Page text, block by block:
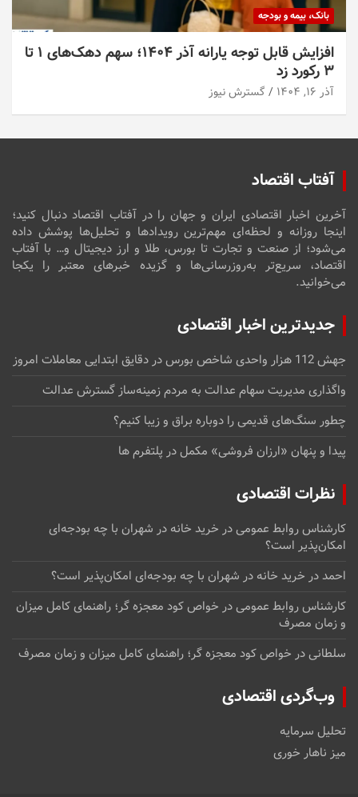
بانک، بیمه و بودجه
افزایش قابل توجه یارانه آذر ۱۴۰۴؛ سهم دهک‌های ۱ تا
۳ رکورد زد
آذر ۱۶, ۱۴۰۴ گسترش نیوز
آفتاب اقتصاد
آخرین اخبار اقتصادی ایران و جهان را در آفتاب اقتصاد دنبال کنید؛
اینجا روزانه و لحظه‌ای مهم‌ترین رویدادها و تحلیل‌ها پوشش داده
می‌شود؛ از صنعت و تجارت تا بورس، طلا و ارز دیجیتال و… با آفتاب
اقتصاد، سریع‌تر به‌روزرسانی‌ها و گزیده خبرهای معتبر را یکجا
می‌خوانید.
جدیدترین اخبار اقتصادی
جهش 112 هزار واحدی شاخص بورس در دقایق ابتدایی معاملات امروز
واگذاری مدیریت سهام عدالت به مردم زمینه‌ساز گسترش عدالت
چطور سنگ‌های قدیمی را دوباره براق و زیبا کنیم؟
پیدا و پنهان «ارزان فروشی» مکمل در پلتفرم ها
نظرات اقتصادی
کارشناس روابط عمومیدرخرید خانه در شهران با چه بودجه‌ای
امکان‌پذیر است؟
احمددرخرید خانه در شهران با چه بودجه‌ای امکان‌پذیر است؟
کارشناس روابط عمومیدرخواص کود معجزه گر؛ راهنمای کامل میزان
و زمان مصرف
سلطانیدرخواص کود معجزه گر؛ راهنمای کامل میزان و زمان مصرف
وب‌گردی اقتصادی
تحلیل سرمایه
میز ناهار خوری